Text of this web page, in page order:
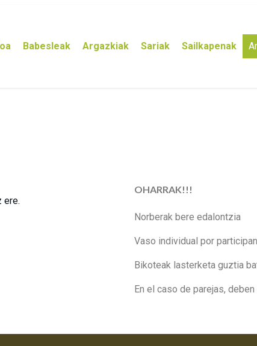
Babesleak Argazkiak Sariak Sailkapenak
ere.
OHARRAK!!!
Norberak bere edalontzia
Vaso individual por
Bikoteak lasterketa guztia
En el caso de parejas,